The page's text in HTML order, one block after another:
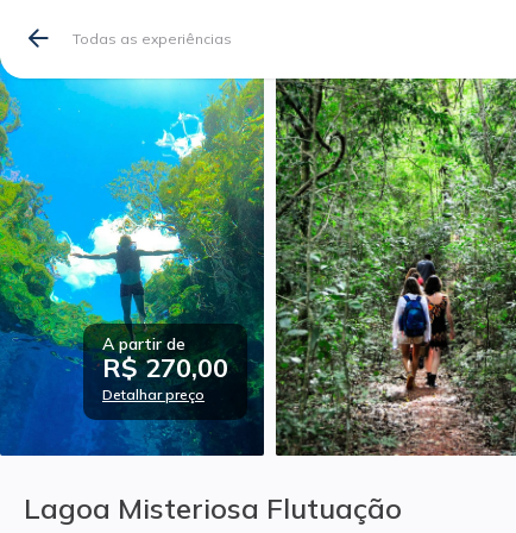
Todas as experiências
A partir de
R$ 270,00
Detalhar preço
Lagoa Misteriosa Flutuação